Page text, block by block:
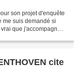
son projet d'enquête
me suis demandé si
que j'accompagne
cite